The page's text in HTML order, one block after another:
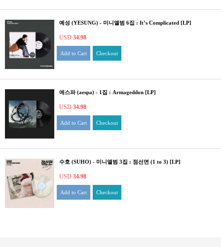
예성 (YESUNG) - 미니앨범 6집 : It’s Complicated [LP]
USD 34.98
Add to Cart Checkout
에스파 (aespa) - 1집 : Armageddon [LP]
USD 34.98
Add to Cart Checkout
수호 (SUHO) - 미니앨범 3집 : 점선면 (1 to 3) [LP]
USD 34.98
Add to Cart Checkout